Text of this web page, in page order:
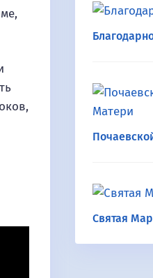
Святая